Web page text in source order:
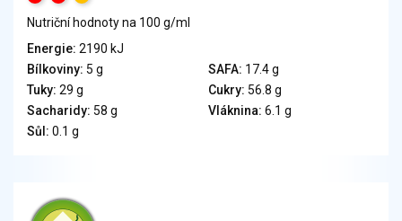
Veganské a vegetariánské výrobky
Tuky
Obiloviny, mouka, cereální výrobky
Chléb, pečivo, křehké chleby, pufované výrobky
Ořechy, semena
Nutriční hodnoty na 100 g/ml
Energie: 2190 kJ
Bílkoviny: 5 g SAFA: 17.4 g
Tuky: 29 g Cukry: 56.8 g
Sacharidy: 58 g Vláknina: 6.1 g
Sůl: 0.1 g